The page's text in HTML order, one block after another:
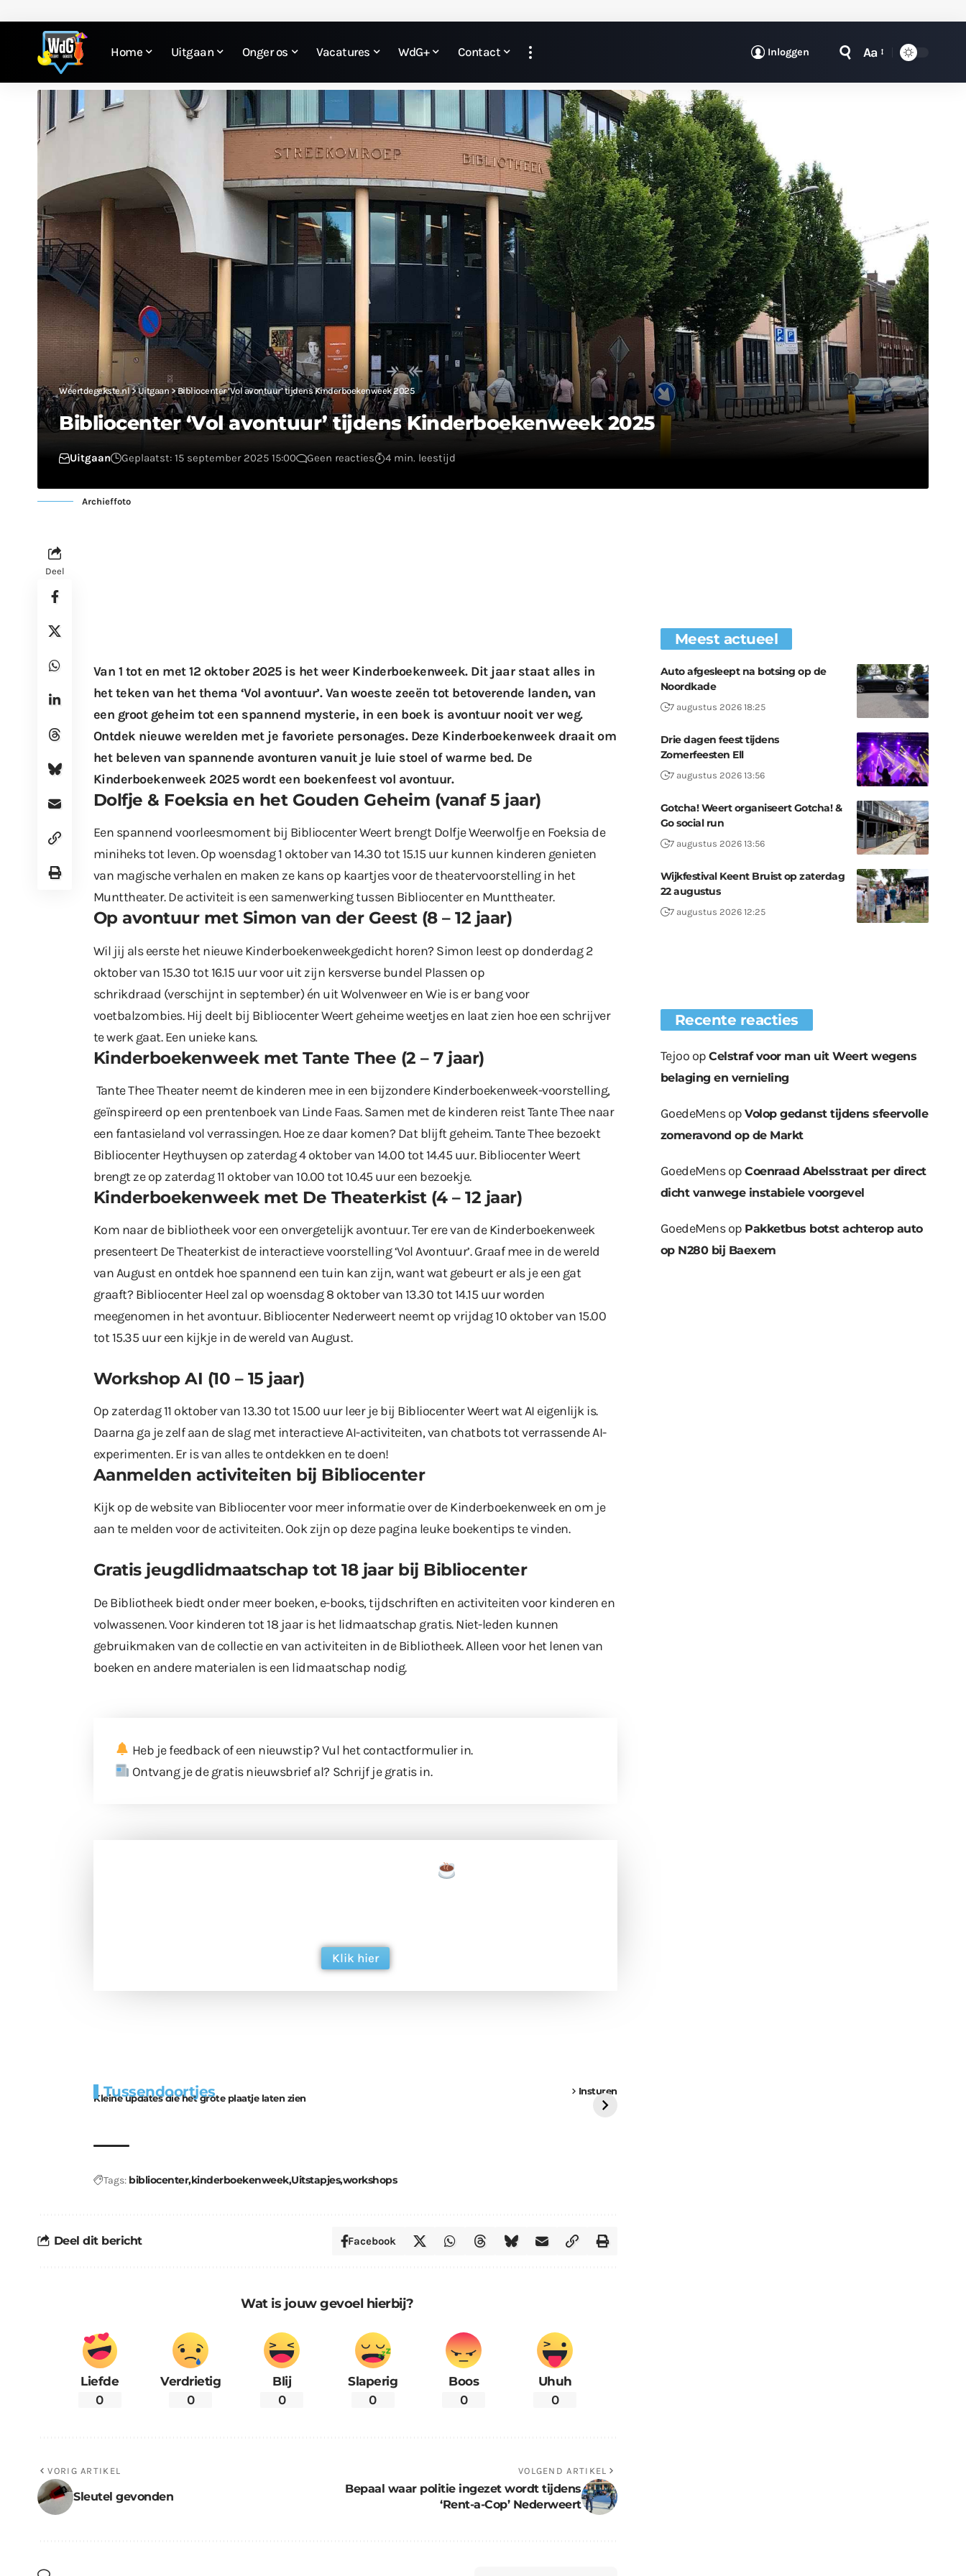
Home Uitgaan Onger os Vacatures WdG+ Contact Inloggen Aa
Weertdegekste.nl>Uitgaan>Bibliocenter ‘Vol avontuur’ tijdens Kinderboekenweek 2025
Bibliocenter ‘Vol avontuur’ tijdens Kinderboekenweek 2025
Uitgaan Geplaatst: 15 september 2025 15:00 Geen reacties 4 min. leestijd
Archieffoto
Deel
Van 1 tot en met 12 oktober 2025 is hetweer Kinderboekenweek. Dit jaar staat alles in
het teken van het thema ‘Vol avontuur’. Van woeste zeeën tot betoverende landen, van
een groot geheim tot een spannend mysterie, in een boek is avontuur nooit ver weg.
Ontdek nieuwe werelden met je favoriete personages. Deze Kinderboekenweek draait om
het beleven van spannende avonturen vanuit je luie stoel of warme bed. De
Kinderboekenweek 2025 wordt een boekenfeest vol avontuur.
Dolfje & Foeksia en het Gouden Geheim (vanaf 5 jaar)
Een spannend voorleesmoment bij Bibliocenter Weert brengt Dolfje Weerwolfje en Foeksia de
miniheks tot leven. Op woensdag 1 oktober van 14.30 tot 15.15 uur kunnen kinderen genieten
van magische verhalen en maken ze kans op kaartjes voor de theatervoorstelling in het
Munttheater. De activiteit is een samenwerking tussen Bibliocenter en Munttheater.
Op avontuur met Simon van der Geest (8 – 12 jaar)
Wil jij als eerste het nieuwe Kinderboekenweekgedicht horen? Simon leest op donderdag 2
oktober van 15.30 tot 16.15 uur voor uit zijn kersverse bundel Plassen op
schrikdraad (verschijnt in september) én uit Wolvenweer en Wie is er bang voor
voetbalzombies. Hij deelt bij Bibliocenter Weert geheime weetjes en laat zien hoe een schrijver
te werk gaat. Een unieke kans.
Kinderboekenweek met Tante Thee (2 – 7 jaar)
Tante Thee Theater neemt de kinderen mee in een bijzondere Kinderboekenweek-voorstelling,
geïnspireerd op een prentenboek van Linde Faas. Samen met de kinderen reist Tante Thee naar
een fantasieland vol verrassingen. Hoe ze daar komen? Dat blijft geheim. Tante Thee bezoekt
Bibliocenter Heythuysen op zaterdag 4 oktober van 14.00 tot 14.45 uur. Bibliocenter Weert
brengt ze op zaterdag 11 oktober van 10.00 tot 10.45 uur een bezoekje.
Kinderboekenweek met De Theaterkist (4 – 12 jaar)
Kom naar de bibliotheek voor een onvergetelijk avontuur. Ter ere van de Kinderboekenweek
presenteert De Theaterkist de interactieve voorstelling ‘Vol Avontuur’. Graaf mee in de wereld
van August en ontdek hoe spannend een tuin kan zijn, want wat gebeurt er als je een gat
graaft? Bibliocenter Heel zal op woensdag 8 oktober van 13.30 tot 14.15 uur worden
meegenomen in het avontuur. Bibliocenter Nederweert neemt op vrijdag 10 oktober van 15.00
tot 15.35 uur een kijkje in de wereld van August.
Workshop AI (10 – 15 jaar)
Op zaterdag 11 oktober van 13.30 tot 15.00 uur leer je bij Bibliocenter Weert wat AI eigenlijk is.
Daarna ga je zelf aan de slag met interactieve AI-activiteiten, van chatbots tot verrassende AI-
experimenten. Er is van alles te ontdekken en te doen!
Aanmelden activiteiten bij Bibliocenter
Kijk op de website van Bibliocentervoor meer informatie over de Kinderboekenweek en om je
aan te melden voor de activiteiten. Ook zijn op deze pagina leuke boekentips te vinden.
Gratis jeugdlidmaatschap tot 18 jaar bij Bibliocenter
De Bibliotheek biedt onder meer boeken, e-books, tijdschriften en activiteiten voor kinderen en
volwassenen. Voor kinderen tot 18 jaar is het lidmaatschap gratis. Niet-leden kunnen
gebruikmaken van de collectie en van activiteiten in de Bibliotheek. Alleen voor het lenen van
boeken en andere materialen is een lidmaatschap nodig.
Heb je feedback of een nieuwstip? Vul het contactformulierin.
Ontvang je de gratis nieuwsbrief al? Schrijf je gratis in.
Klik hier
Tussendoortjes Insturen
Kleine updates die het grote plaatje laten zien
bouwmateriaal voor
kabouters
Tags: bibliocenterkinderboekenweekUitstapjesworkshops
Deel dit bericht Facebook
Wat is jouw gevoel hierbij?
Liefde
0
Verdrietig
0
Blij
0
Slaperig
0
Boos
0
Uhuh
0
VORIG ARTIKEL
Sleutel gevonden
VOLGEND ARTIKEL
Bepaal waar politie ingezet wordt tijdens
‘Rent-a-Cop’ Nederweert
Meest actueel
Auto afgesleept na botsing op de
Noordkade
7 augustus 2026 18:25
Drie dagen feest tijdens
Zomerfeesten Ell
7 augustus 2026 13:56
Gotcha! Weert organiseert Gotcha! &
Go social run
7 augustus 2026 13:56
Wijkfestival Keent Bruist op zaterdag
22 augustus
7 augustus 2026 12:25
Recente reacties
Tejoo opCelstraf voor man uit Weert wegens
belaging en vernieling
GoedeMensopVolop gedanst tijdens sfeervolle
zomeravond op de Markt
GoedeMensopCoenraad Abelsstraat per direct
dicht vanwege instabiele voorgevel
GoedeMensop Pakketbus botst achterop auto
op N280 bij Baexem